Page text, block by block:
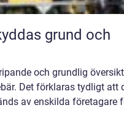
grund och
och grundlig
Det förklaras tydligt att
av enskilda företagare